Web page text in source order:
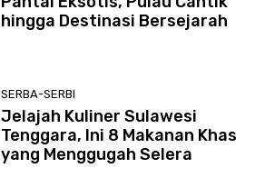
hingga Destinasi Bersejarah
SERBA-SERBI
Jelajah Kuliner Sulawesi
Tenggara, Ini 8 Makanan Khas
yang Menggugah Selera